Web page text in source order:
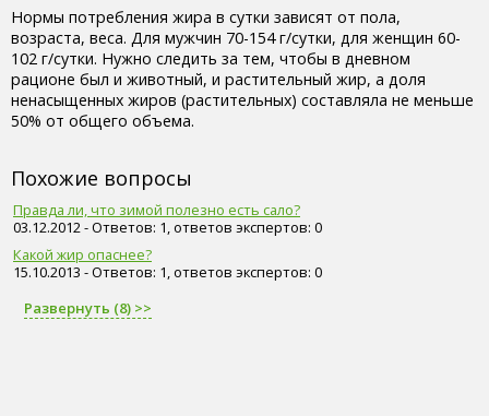
Нормы потребления жира в сутки зависят от пола,
возраста, веса. Для мужчин 70-154 г/сутки, для женщин 60-
102 г/сутки. Нужно следить за тем, чтобы в дневном
рационе был и животный, и растительный жир, а доля
ненасыщенных жиров (растительных) составляла не меньше
50% от общего объема.
Похожие вопросы
Правда ли, что зимой полезно есть сало?
03.12.2012 - Ответов: 1, ответов экспертов: 0
Какой жир опаснее?
15.10.2013 - Ответов: 1, ответов экспертов: 0
Развернуть (8) >>